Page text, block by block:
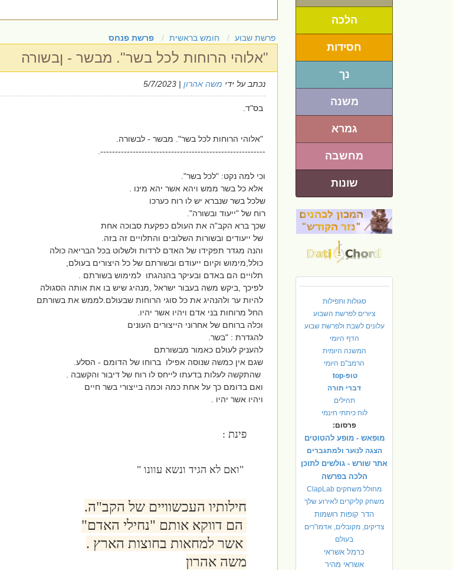
הלכה
חסידות
נך
משנה
גמרא
מחשבה
שונות
סגולות ותפילות
ציורים לפרשת השבוע
עלונים לשבת ולפרשת שבוע
הדף היומי
המשנה היומית
הרמב"ם היומי
טופ-top
דברי תורה
תהילים
לוח כיתתי חינמי
פרסום:
מופאש - מופע להטוטים
הצגה לנוער ולמתגברים
אתר שורש - גולשים לתוכן
הלכה בפרשה
מחולל משחקים ClapLab
משחק קליקרים לאירוע שלך
הדר קופות רושמות
צדיקים, מקובלים, אדמו"רים
בעולם
כרמל אשראי
אשראי מהיר
פרשת שבוע חומש בראשית פרשת פנחס
"אלוהי הרוחות לכל בשר". מבשר - ןבשורה
נכתב על ידי משה אהרון | 5/7/2023
בס"ד.
"אלוהי הרוחות לכל בשר". מבשר - לבשורה.
--------------------------------------------------------.
וכי למה נקט: "לכל בשר".
אלא כל בשר ממש ויהא אשר יהא מינו .
שלכל בשר שנברא יש לו רוח כערכו
רוח של "ייעוד ובשורה".
שכך ברא הקב"ה את העולם כפקעת סבוכה אחת
של ייעודים ובשורות השלובים והתלויים זה בזה.
והנה מגדר תפקידו של האדם לרדות ולשלוט בכל הבריאה כולה
כולל,מימוש וקיום ייעודם ובשורתם של כל היצורים בעולם,
תלויים הם באדם ובעיקר בהנהגתו למימוש בשורתם .
לפיכך ,ביקש משה בעבור ישראל ,מנהיג שיש בו את אותה הסגולה
להיות ער ולהנהיג את כל סוגי הרוחות שבעולם.לממש את בשורתם
החל מרוחות בני אדם ויהיו אשר יהיו.
וכלה ברוחם של אחרוני הייצורים העונים
להגדרת : "בשר.
להעניק לעולם כאמור מבשורתם
שגם אין כמשה שנוסה אפילו ברוחו של הדומם - הסלע.
שהתקשה לעלות בדעתו לייחס לו רוח של דיבור והקשבה .
ואם בדומם כך על אחת כמה וכמה בייצורי בשר חיים
ויהיו אשר יהיו .
פינת :
"ואם לא הגיד ונשא עוונו "
חילותיו העכשוויים של הקב"ה.
הם דווקא אותם "נחילי האדם"
אשר למחאות בחוצות הארץ .
משה אהרון